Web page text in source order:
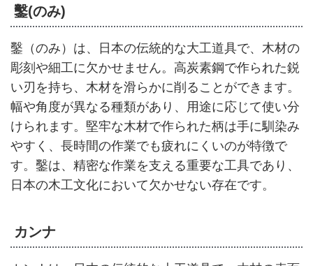
鑿(のみ)
鑿（のみ）は、日本の伝統的な大工道具で、木材の
彫刻や細工に欠かせません。高炭素鋼で作られた鋭
い刃を持ち、木材を滑らかに削ることができます。
幅や角度が異なる種類があり、用途に応じて使い分
けられます。堅牢な木材で作られた柄は手に馴染み
やすく、長時間の作業でも疲れにくいのが特徴で
す。鑿は、精密な作業を支える重要な工具であり、
日本の木工文化において欠かせない存在です。
カンナ